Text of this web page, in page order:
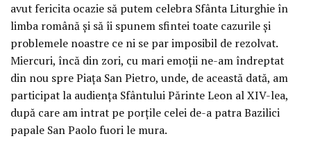
avut fericita ocazie să putem celebra Sfânta Liturghie în
limba română și să îi spunem sfintei toate cazurile și
problemele noastre ce ni se par imposibil de rezolvat.
Miercuri, încă din zori, cu mari emoții ne-am îndreptat
din nou spre Piața San Pietro, unde, de această dată, am
participat la audiența Sfântului Părinte Leon al XIV-lea,
după care am intrat pe porțile celei de-a patra Bazilici
papale San Paolo fuori le mura.